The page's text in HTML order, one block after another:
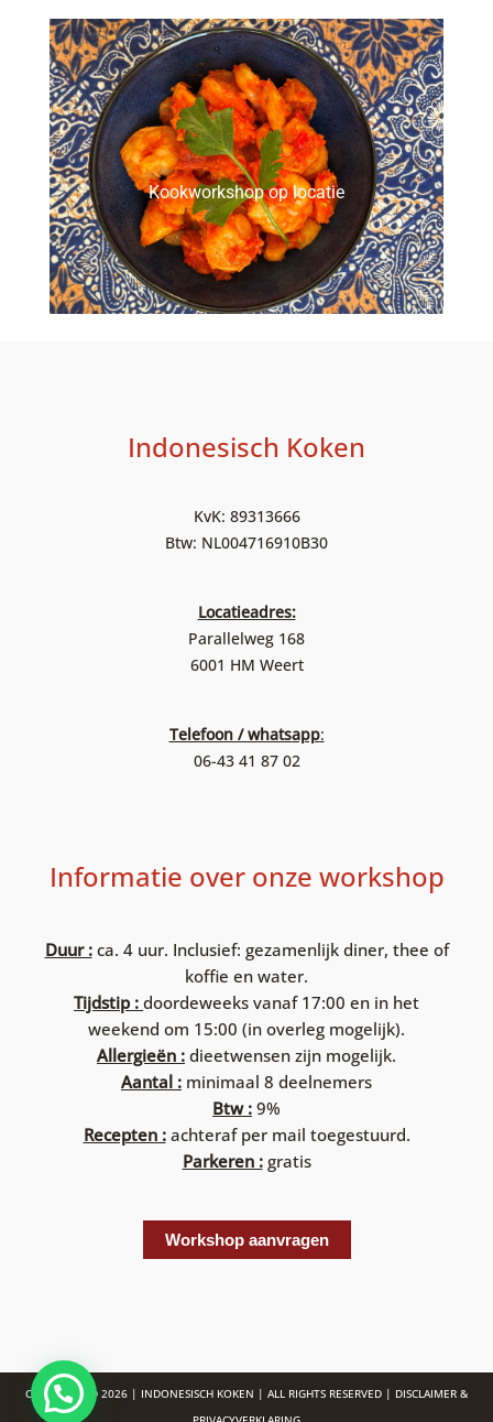
Kookworkshop op locatie
Indonesisch Koken
KvK: 89313666
Btw: NL004716910B30
Locatieadres:
Parallelweg 168
6001 HM Weert
Telefoon / whatsapp:
06-43 41 87 02
Informatie over onze workshop
Duur :ca. 4 uur. Inclusief: gezamenlijk diner, thee of
koffie en water.
Tijdstip : doordeweeks vanaf 17:00 en in het
weekend om 15:00 (in overleg mogelijk).
Allergieën : dieetwensen zijn mogelijk.
Aantal : minimaal 8 deelnemers
Btw : 9%
Recepten :achteraf per mail toegestuurd.
Parkeren :gratis
Workshop aanvragen
COPYRIGHT © 2026 | INDONESISCH KOKEN | ALL RIGHTS RESERVED | DISCLAIMER &